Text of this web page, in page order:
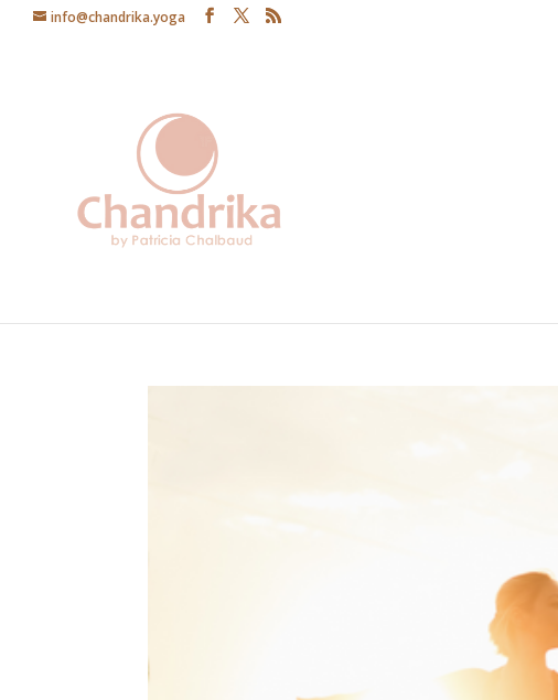
info@chandrika.yoga